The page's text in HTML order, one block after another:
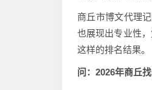
商丘市博文代理
也展现出专业性
这样的排名结果。
问：2026年商丘